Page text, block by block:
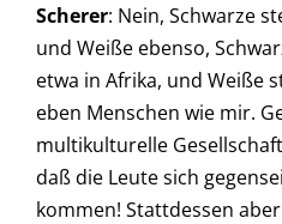
Scherer: Nein, Schwarze
und Weiße ebenso,
etwa in Afrika, und Weiße
eben Menschen wie mir.
multikulturelle
daß die Leute sich
kommen! Stattdessen